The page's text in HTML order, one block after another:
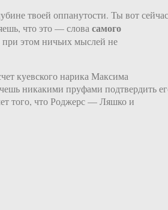
твоей оппанутости. Ты вот сейчас
что это — словасамого
этом ничьих мыслей не
куевского нарика Максима
никакими пруфами подтвердить
того, что Роджерс — Ляшко и